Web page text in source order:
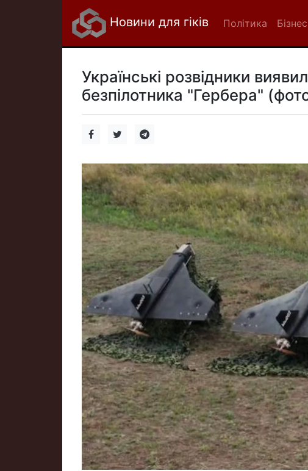
Новини для гіків Політика Бізнес
Українські розвідники
безпілотника "Гербера"